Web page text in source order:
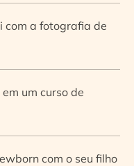
com a fotografia de
um curso de
com o seu filho